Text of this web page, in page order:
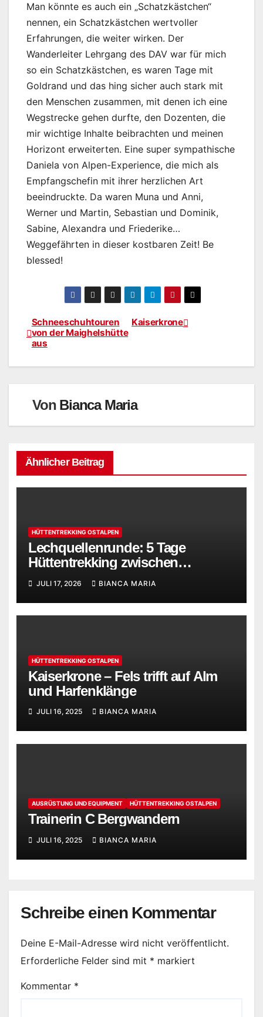
Man könnte es auch ein „Schatzkästchen“
nennen, ein Schatzkästchen wertvoller
Erfahrungen, die weiter wirken. Der
Wanderleiter Lehrgang des DAV war für mich
so ein Schatzkästchen, es waren Tage mit
Goldrand und das hing sicher auch stark mit
den Menschen zusammen, mit denen ich eine
Wegstrecke gehen durfte, den Dozenten, die
mir wichtige Inhalte beibrachten und meinen
Horizont erweiterten. Eine super sympathische
Daniela von Alpen-Experience, die mich als
Empfangschefin mit ihrer herzlichen Art
beeindruckte. Da waren Muna und Anni,
Werner und Martin, Sebastian und Dominik,
Sabine, Alexandra und Friederike…
Weggefährten in dieser kostbaren Zeit! Be
blessed!
Beitragsnavigation
Kaiserkrone
Schneeschuhtouren
von der Maighelshütte
aus
Von Bianca Maria
Ähnlicher Beitrag
HÜTTENTREKKING OSTALPEN
Lechquellenrunde: 5 Tage
Hüttentrekking zwischen
Bregenzerwald und Lechtaler
Alpen
JULI 17, 2026 BIANCA MARIA
HÜTTENTREKKING OSTALPEN
Kaiserkrone – Fels trifft auf Alm
und Harfenklänge
JULI 16, 2025 BIANCA MARIA
AUSRÜSTUNG UND EQUIPMENT HÜTTENTREKKING OSTALPEN
Trainerin C Bergwandern
JULI 16, 2025 BIANCA MARIA
Schreibe einen Kommentar
Deine E-Mail-Adresse wird nicht veröffentlicht.
Erforderliche Felder sind mit * markiert
Kommentar *